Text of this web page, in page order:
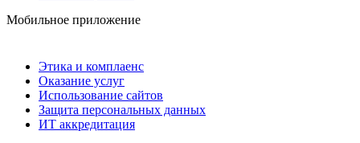
Мобильное приложение
Этика и комплаенс
Оказание услуг
Использование сайтов
Защита персональных данных
ИТ аккредитация